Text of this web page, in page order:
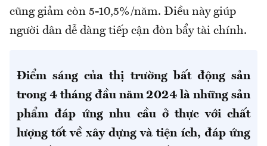
cũng giảm còn 5-10,5%/năm. Điều này giúp
người dân dễ dàng tiếp cận đòn bẩy tài chính.
Điểm sáng của thị trường bất động sản
trong 4 tháng đầu năm 2024 là những sản
phẩm đáp ứng nhu cầu ở thực với chất
lượng tốt về xây dựng và tiện ích, đáp ứng